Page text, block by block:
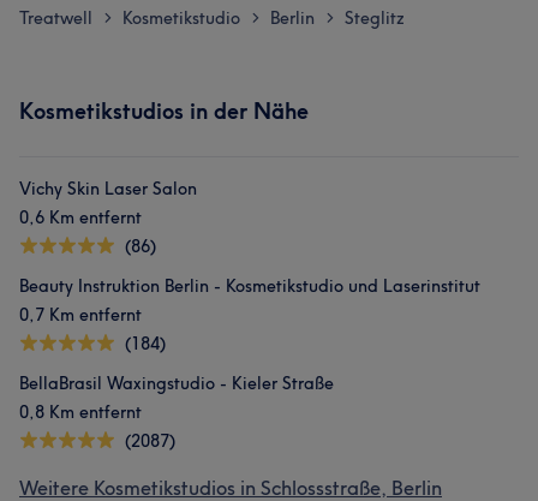
Treatwell > Kosmetikstudio > Berlin > Steglitz
Kosmetikstudios in der Nähe
Vichy Skin Laser Salon
0,6 Km entfernt
(86)
Beauty Instruktion Berlin - Kosmetikstudio und Laserinstitut
0,7 Km entfernt
(184)
BellaBrasil Waxingstudio - Kieler Straße
0,8 Km entfernt
(2087)
Weitere Kosmetikstudios in Schlossstraße, Berlin